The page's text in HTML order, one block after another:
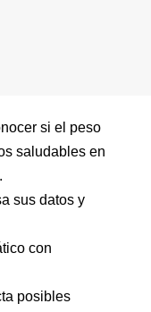
si el peso
saludables en
sus datos y
con
posibles